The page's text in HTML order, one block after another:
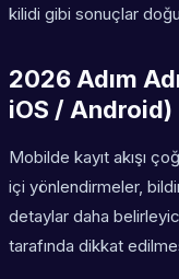
kilidi gibi sonuçlar
2026 Adım
iOS / Android)
Mobilde kayıt akışı
içi yönlendirmeler,
detaylar daha
tarafında dikkat